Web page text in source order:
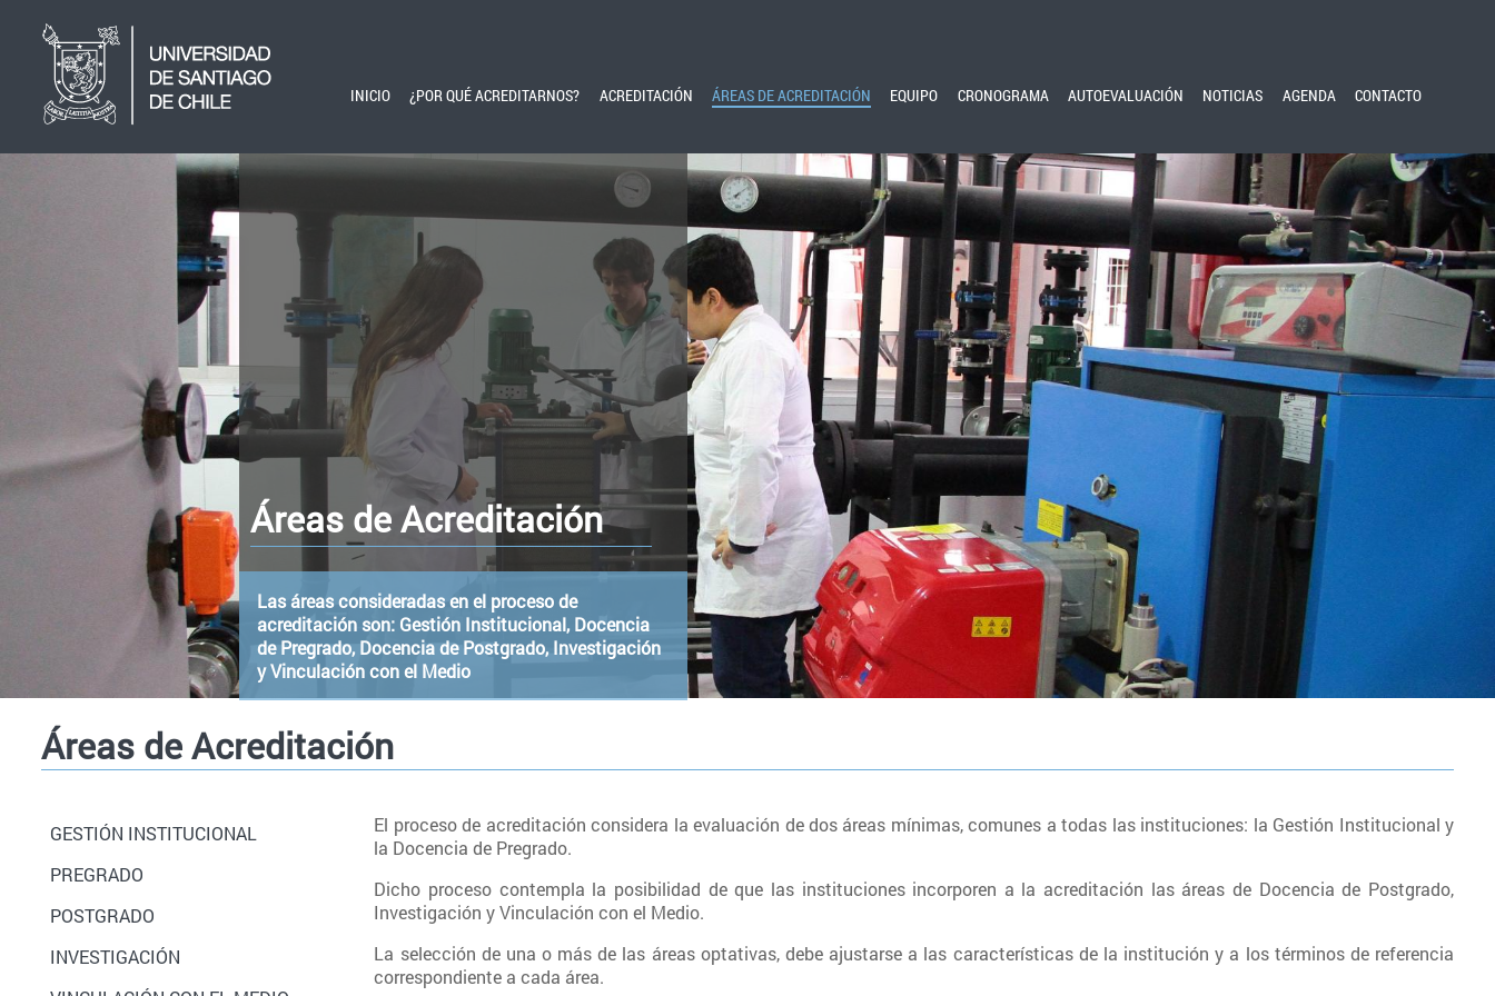
INICIO ¿POR QUÉ ACREDITARNOS? ACREDITACIÓN ÁREAS DE ACREDITACIÓN EQUIPO CRONOGRAMA AUTOEVALUACIÓN NOTICIAS AGENDA CONTACTO
Áreas de Acreditación
Las áreas consideradas en el proceso de
acreditación son: Gestión Institucional, Docencia
de Pregrado, Docencia de Postgrado, Investigación
y Vinculación con el Medio
Áreas de Acreditación
GESTIÓN INSTITUCIONAL
PREGRADO
POSTGRADO
INVESTIGACIÓN
El proceso de acreditación considera la evaluación de dos áreas mínimas, comunes a todas las instituciones: la Gestión Institucional y
la Docencia de Pregrado.
Dicho proceso contempla la posibilidad de que las instituciones incorporen a la acreditación las áreas de Docencia de Postgrado,
Investigación y Vinculación con el Medio.
La selección de una o más de las áreas optativas, debe ajustarse a las características de la institución y a los términos de referencia
correspondiente a cada área.